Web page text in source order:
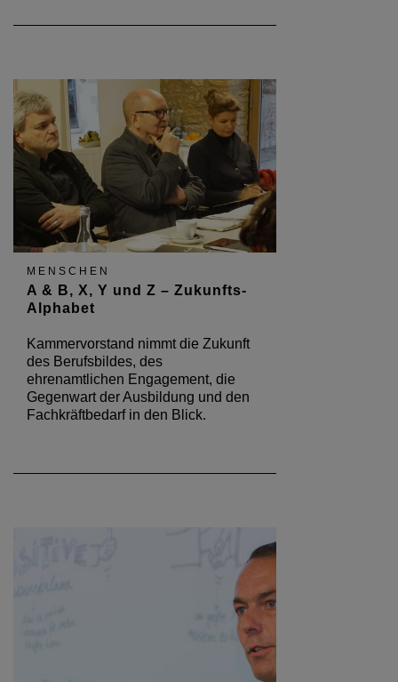
MENSCHEN
A & B, X, Y und Z – Zukunfts-
Alphabet
Kammervorstand nimmt die Zukunft
des Berufsbildes, des
ehrenamtlichen Engagement, die
Gegenwart der Ausbildung und den
Fachkräftbedarf in den Blick.